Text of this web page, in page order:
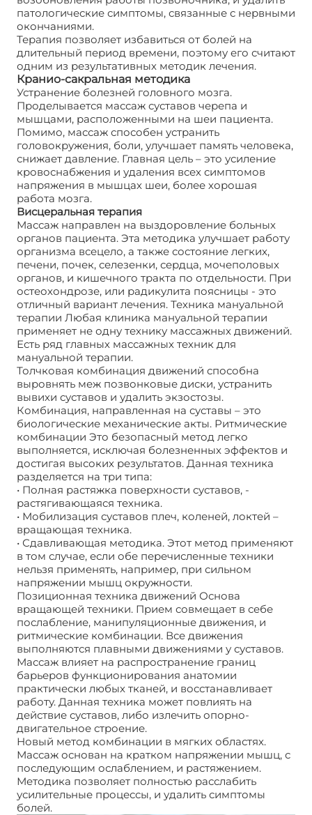
патологические симптомы, связанные с нервными
окончаниями.
Терапия позволяет избавиться от болей на
длительный период времени, поэтому его считают
одним из результативных методик лечения.
Кранио-сакральная методика
Устранение болезней головного мозга.
Проделывается массаж суставов черепа и
мышцами, расположенными на шеи пациента.
Помимо, массаж способен устранить
головокружения, боли, улучшает память человека,
снижает давление. Главная цель – это усиление
кровоснабжения и удаления всех симптомов
напряжения в мышцах шеи, более хорошая
работа мозга.
Висцеральная терапия
Массаж направлен на выздоровление больных
органов пациента. Эта методика улучшает работу
организма всецело, а также состояние легких,
печени, почек, селезенки, сердца, мочеполовых
органов, и кишечного тракта по отдельности. При
остеохондрозе, или радикулита поясницы - это
отличный вариант лечения. Техника мануальной
терапии Любая клиника мануальной терапии
применяет не одну технику массажных движений.
Есть ряд главных массажных техник для
мануальной терапии.
Толчковая комбинация движений способна
выровнять меж позвонковые диски, устранить
вывихи суставов и удалить экзостозы.
Комбинация, направленная на суставы – это
биологические механические акты. Ритмические
комбинации Это безопасный метод легко
выполняется, исключая болезненных эффектов и
достигая высоких результатов. Данная техника
разделяется на три типа:
• Полная растяжка поверхности суставов, -
растягивающаяся техника.
• Мобилизация суставов плеч, коленей, локтей –
вращающая техника.
• Сдавливающая методика. Этот метод применяют
в том случае, если обе перечисленные техники
нельзя применять, например, при сильном
напряжении мышц окружности.
Позиционная техника движений Основа
вращающей техники. Прием совмещает в себе
послабление, манипуляционные движения, и
ритмические комбинации. Все движения
выполняются плавными движениями у суставов.
Массаж влияет на распространение границ
барьеров функционирования анатомии
практически любых тканей, и восстанавливает
работу. Данная техника может повлиять на
действие суставов, либо излечить опорно-
двигательное строение.
Новый метод комбинации в мягких областях.
Массаж основан на кратком напряжении мышц, с
последующим ослаблением, и растяжением.
Методика позволяет полностью расслабить
усилительные процессы, и удалить симптомы
болей.